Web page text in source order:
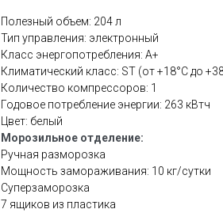
Полезный объем: 204 л
Тип управления: электронный
Класс энергопотребления: А+
Климатический класс: ST (от +18°С до
Количество компрессоров: 1
Годовое потребление энергии: 263 кВтч
Цвет: белый
Морозильное отделение:
Ручная разморозка
Мощность замораживания: 10 кг/сутки
Суперзаморозка
7 ящиков из пластика